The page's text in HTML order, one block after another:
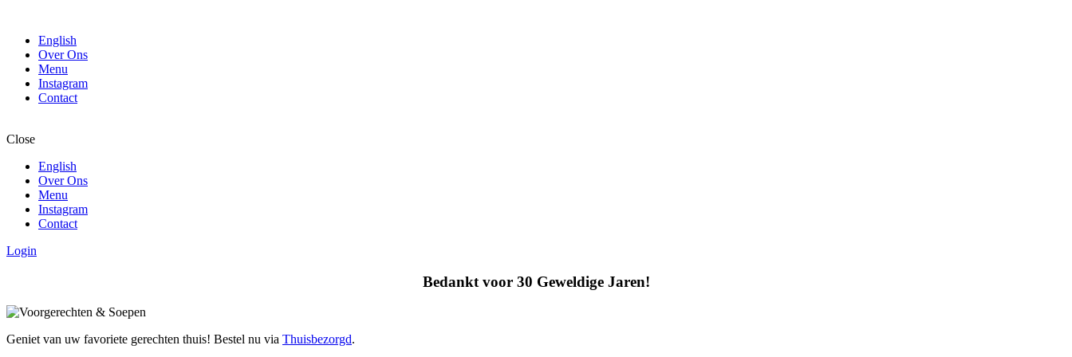
English
Over Ons
Menu
Instagram
Contact
Close
English
Over Ons
Menu
Instagram
Contact
Login
Bedankt voor 30 Geweldige Jaren!
Geniet van uw favoriete gerechten thuis! Bestel nu via Thuisbezorgd.